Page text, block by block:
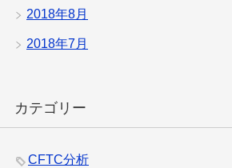
2018年8月
2018年7月
カテゴリー
CFTC分析